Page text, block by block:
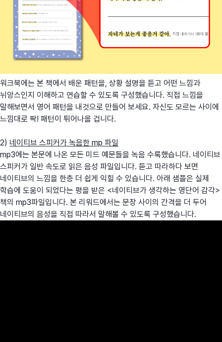
워크북에는 본 책에서 배운 패턴을, 상황 설명을 듣고 어떤 느낌과
뉘앙스인지 이해하고 연습할 수 있도록 구성했습니다. 직접 느낌을
말해보면서 영어 패턴을 내것으로 만들어 보세요. 자신도 모르는 사이에
느낌대로 팍! 패턴이 튀어나올 겁니다.
2) 네이티브 스피커가 녹음한 mp 파일
mp3에는 본문에 나온 모든 미드 예문들을 녹음 수록했습니다. 네이티브
스피커가 일반 속도로 읽은 음성 파일입니다. 듣고 따라하다 보면
네이티브의 느낌을 한층 더 쉽게 익힐 수 있습니다. 아래 샘플은 실제
학습에 도움이 되었다는 평을 받은 <네이티브가 생각하는 영단어 감각>
책의 mp3파일입니다. 본 리워드에서는 문장 사이의 간격을 더 두어
네이티브의 음성을 직접 따라서 말해볼 수 있도록 구성했습니다.